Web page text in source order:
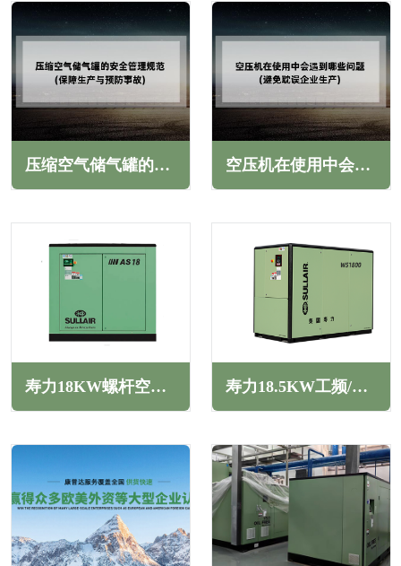
压缩空气储气罐的安全管理规范(保障生产与预防事故) 空压机在使用中会遇到哪些问题(避免耽误企业生产)
寿力18KW螺杆空压机AS系列 寿力18.5KW工频/变频螺杆空压机WS系列